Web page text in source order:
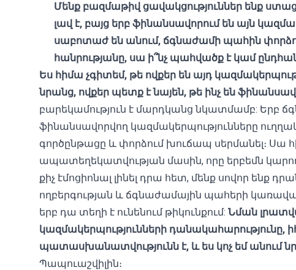
Մենք բազմաթիվ ցավակցություններ ենք
լավ է, բայց երբ ֆինանսավորում են այն
սաբոտաժ են անում, ճգնաժամի պահին
հանրությանը, սա ի՞նչ պահվածք է կամ
Ես հիմա չգիտեմ, թե ովքեր են այդ
նրանց, ովքեր պետք է նայեն, թե ինչ են
բարեկամություն է մարդկանց նկատմամբ: Երբ
ֆինանսավորվող կազմակերպությունները
գործընթացը և փորձում խուճապ սերմանել։ Սա
ապատեղեկատվության մասին, որը երբեմն
քիչ էմոցիոնալ լինել դրա հետ, մենք սովոր ենք
ողբերգության և ճգնաժամային պահերի
երբ դա տեղի է ունենում թիկունքում: Նման
կազմակերպությունների դանակահարությունը,
պատասխանատվությունն է, և ես կոչ եմ անում
Պապուաշվիլին։